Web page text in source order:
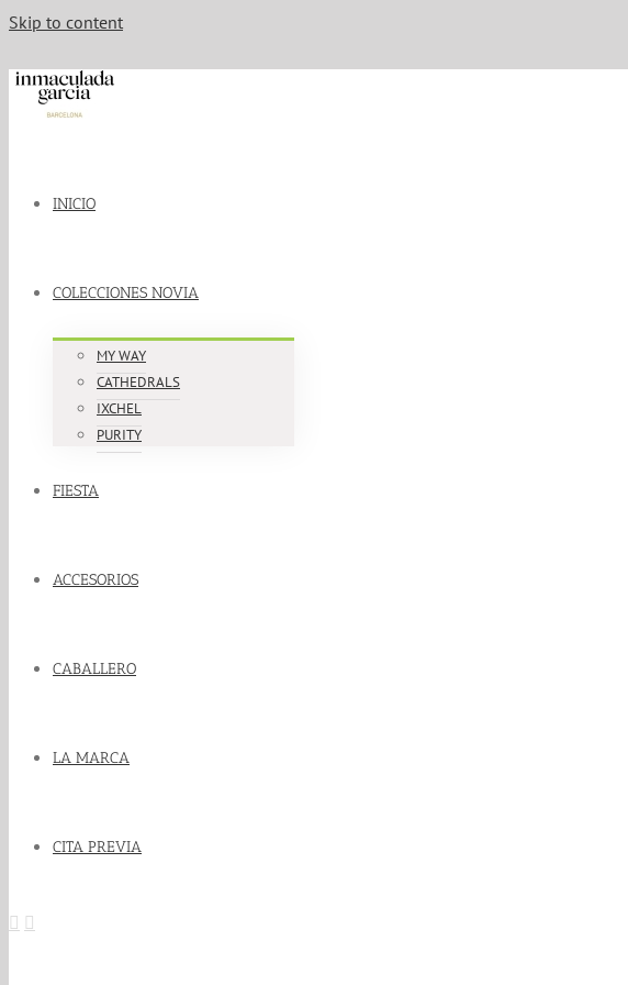
Skip to content
INICIO
COLECCIONES NOVIA
MY WAY
CATHEDRALS
IXCHEL
PURITY
FIESTA
ACCESORIOS
CABALLERO
LA MARCA
CITA PREVIA